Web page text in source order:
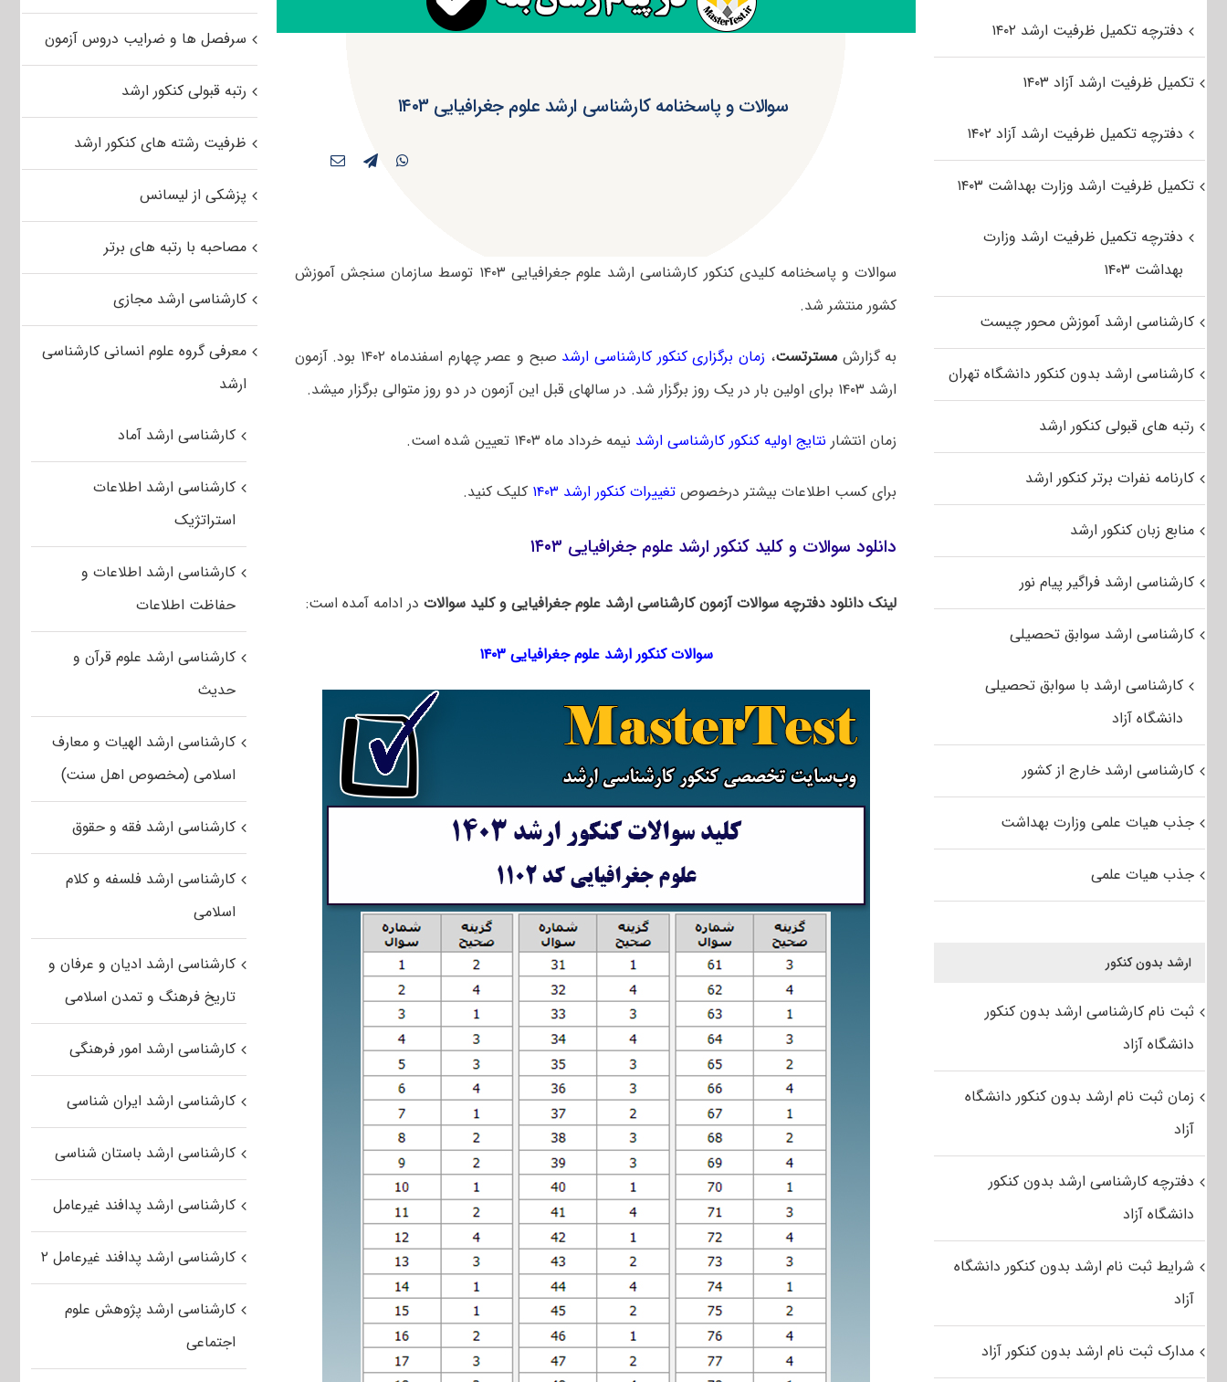
سوالات و پاسخنامه کارشناسی ارشد علوم جغرافیایی ۱۴۰۳
سوالات و پاسخنامه کلیدی کنکور کارشناسی ارشد علوم جغرافیایی ۱۴۰۳ توسط سازمان سنجش آموزش
کشور منتشر شد.
به گزارشمسترتست، زمان برگزاری کنکور کارشناسی ارشد
صبح و عصر چهارم اسفندماه ۱۴۰۲ بود. آزمون
ارشد ۱۴۰۳ برای اولین بار در یک روز برگزار شد. در سالهای قبل این آزمون در دو روز متوالی برگزار میشد.
زمان انتشار نتایج اولیه کنکور کارشناسی ارشد نیمه خرداد ماه ۱۴۰۳ تعیین شده است.
برای کسب اطلاعات بیشتر درخصوص تغییرات کنکور ارشد ۱۴۰۳ کلیک کنید.
دانلود سوالات و کلید کنکور ارشد علوم جغرافیایی ۱۴۰۳
لینک دانلود دفترچه سوالات آزمون کارشناسی ارشد علوم جغرافیایی و کلید سوالاتدر ادامه آمده است:
سوالات کنکور ارشد علوم جغرافیایی ۱۴۰۳
سرفصل ها و ضرایب دروس آزمون
رتبه قبولی کنکور ارشد
ظرفیت رشته های کنکور ارشد
پزشکی از لیسانس
مصاحبه با رتبه های برتر
کارشناسی ارشد مجازی
معرفی گروه علوم انسانی کارشناسی
ارشد
کارشناسی ارشد آماد
کارشناسی ارشد اطلاعات
استراتژیک
کارشناسی ارشد اطلاعات و
حفاظت اطلاعات
کارشناسی ارشد علوم قرآن و
حدیث
کارشناسی ارشد الهیات و معارف
اسلامی (مخصوص اهل سنت)
کارشناسی ارشد فقه و حقوق
کارشناسی ارشد فلسفه و کلام
اسلامی
کارشناسی ارشد ادیان و عرفان و
تاریخ فرهنگ و تمدن اسلامی
کارشناسی ارشد امور فرهنگی
کارشناسی ارشد ایران شناسی
کارشناسی ارشد باستان شناسی
کارشناسی ارشد پدافند غیرعامل
کارشناسی ارشد پدافند غیرعامل ۲
کارشناسی ارشد پژوهش علوم
اجتماعی
دفترچه تکمیل ظرفیت ارشد ۱۴۰۲
تکمیل ظرفیت ارشد آزاد ۱۴۰۳
دفترچه تکمیل ظرفیت ارشد آزاد ۱۴۰۲
تکمیل ظرفیت ارشد وزارت بهداشت ۱۴۰۳
دفترچه تکمیل ظرفیت ارشد وزارت
بهداشت ۱۴۰۳
کارشناسی ارشد آموزش محور چیست
کارشناسی ارشد بدون کنکور دانشگاه تهران
رتبه های قبولی کنکور ارشد
کارنامه نفرات برتر کنکور ارشد
منابع زبان کنکور ارشد
کارشناسی ارشد فراگیر پیام نور
کارشناسی ارشد سوابق تحصیلی
کارشناسی ارشد با سوابق تحصیلی
دانشگاه آزاد
کارشناسی ارشد خارج از کشور
جذب هیات علمی وزارت بهداشت
جذب هیات علمی
ارشد بدون کنکور
ثبت نام کارشناسی ارشد بدون کنکور
دانشگاه آزاد
زمان ثبت نام ارشد بدون کنکور دانشگاه
آزاد
دفترچه کارشناسی ارشد بدون کنکور
دانشگاه آزاد
شرایط ثبت نام ارشد بدون کنکور دانشگاه
آزاد
مدارک ثبت نام ارشد بدون کنکور آزاد